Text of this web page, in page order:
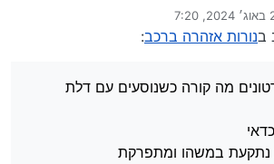
של דלת פתוחה לא יקרה כלום גם אם
בזה שהנוסע נופל מהרכב תוך כדי נסיעה
על ידי
בנורות אזהרה ברכב:
מה קורה כשנוסעים עם דלת
במשהו ומתפרקת